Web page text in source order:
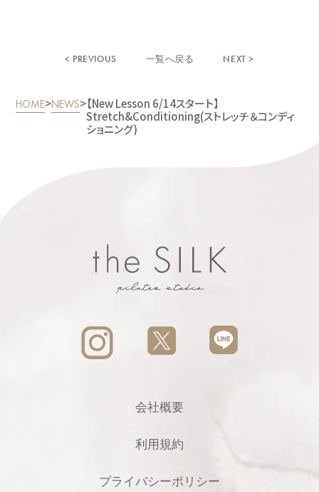
< PREVIOUS 一覧へ戻る NEXT >
HOME>NEWS>【New Lesson 6/14スタート】
Stretch&Conditioning(ストレッチ＆コンディ
ショニング)
会社概要
利用規約
プライバシーポリシー